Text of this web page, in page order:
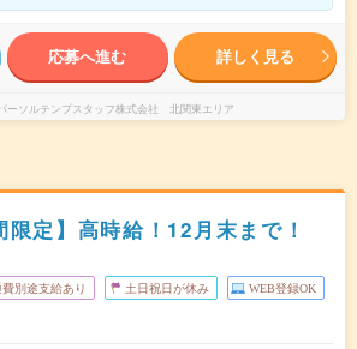
応募へ進む 詳しく見る
ーソルテンプスタッフ株式会社 北関東エリア
限定】高時給！12月末まで！
費別途支給あり 土日祝日が休み WEB登録OK